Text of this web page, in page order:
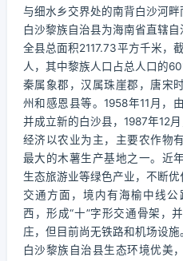
与细水乡交界处的南背白沙河畔
白沙黎族自治县为海南省直辖自
全县总面积2117.73平方千米，
人，其中黎族人口占总人口的
秦属象郡，汉属珠崖郡，唐宋
州和感恩县等。1958年11月，
并成立新的白沙县，1987年12
经济以农业为主，主要农作物
最大的木薯生产基地之一。近
生态旅游业等绿色产业，不断优
交通方面，境内有海榆中线
西，形成“十”字形交通骨架，
庄，但目前尚无铁路和机场设施
白沙黎族自治县生态环境优美